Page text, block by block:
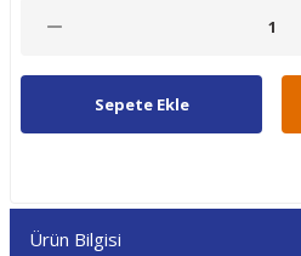
Sepete Ekle
Ürün Bilgisi